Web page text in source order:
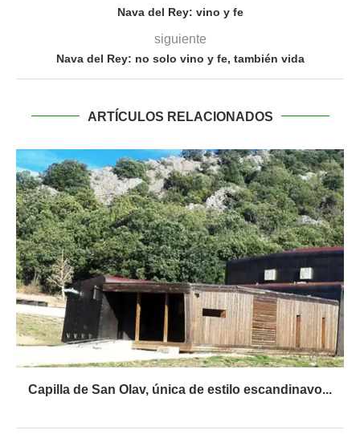
Nava del Rey: vino y fe
siguiente
Nava del Rey: no solo vino y fe, también vida
ARTÍCULOS RELACIONADOS
Capilla de San Olav, única de estilo escandinavo...